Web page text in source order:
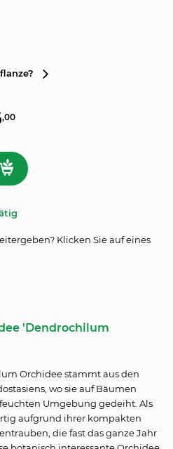
Menge
,00
Klicken Sie auf eines
'Dendrochilum
Orchidee stammt aus den
wo sie auf Bäumen
Umgebung gedeiht. Als
aufgrund ihrer kompakten
die fast das ganze Jahr